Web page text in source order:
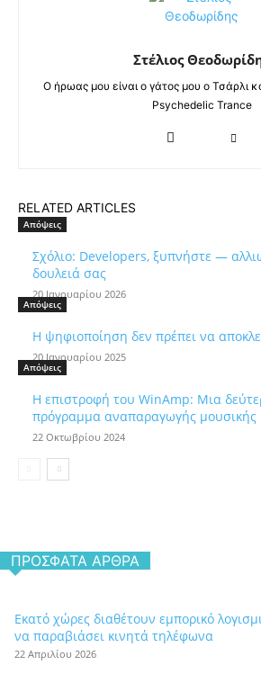
Στέλιος
Ο ήρωας μου είναι ο γάτος μου ο Τσάρλι
Psychedelic Trance
RELATED ARTICLES
Απόψεις
Σχόλιο: Developers, ξυπνήστε —
δουλειά σας
20 Ιανουαρίου 2026
Απόψεις
Η ψηφιοποίηση δεν πρέπει να
20 Ιανουαρίου 2025
Απόψεις
Η επιστροφή του WinAmp: Μια
πρόγραμμα αναπαραγωγής μουσικής
22 Οκτωβρίου 2024
ΠΡΌΣΦΑΤΑ ΆΡΘΡΑ
Εκατό χώρες διαθέτουν εμπορικό
να παραβιάσει κινητά τηλέφωνα
22 Απριλίου 2026